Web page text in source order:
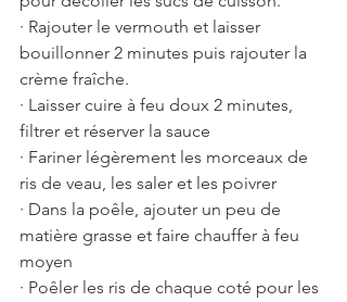
· Rajouter le vermouth et laisser
bouillonner 2 minutes puis rajouter la
crème fraîche.
· Laisser cuire à feu doux 2 minutes,
filtrer et réserver la sauce
· Fariner légèrement les morceaux de
ris de veau, les saler et les poivrer
· Dans la poêle, ajouter un peu de
matière grasse et faire chauffer à feu
moyen
· Poêler les ris de chaque coté pour les